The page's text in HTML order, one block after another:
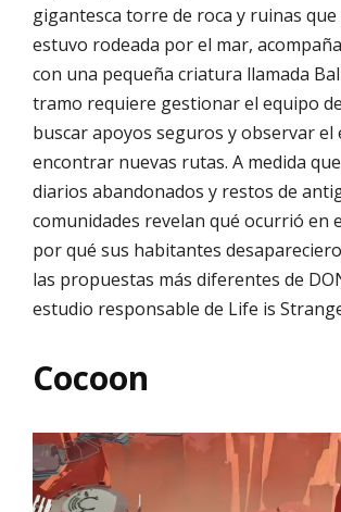
gigantesca torre de roca y ruinas que
estuvo rodeada por el mar,
con una pequeña criatura llamada
tramo requiere gestionar el equipo
buscar apoyos seguros y observar
encontrar nuevas rutas. A medida
diarios abandonados y restos de
comunidades revelan qué ocurrió en
por qué sus habitantes
las propuestas más diferentes de
estudio responsable de Life is
Cocoon